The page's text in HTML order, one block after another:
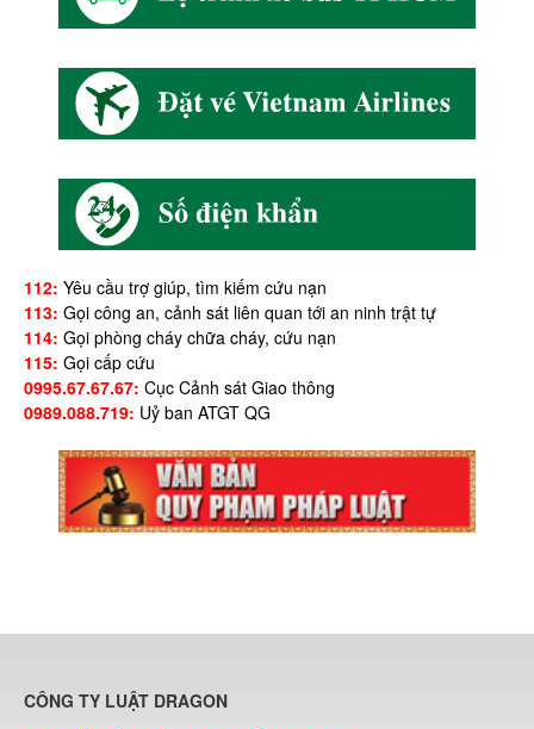
112: Yêu cầu trợ giúp, tìm kiếm cứu nạn
113: Gọi công an, cảnh sát liên quan tới an ninh trật tự
114: Gọi phòng cháy chữa cháy, cứu nạn
115: Gọi cấp cứu
0995.67.67.67: Cục Cảnh sát Giao thông
0989.088.719: Uỷ ban ATGT QG
CÔNG TY LUẬT DRAGON